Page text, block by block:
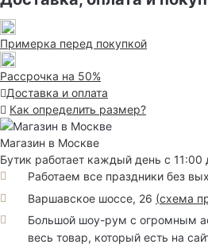
Примерка перед покупкой
Рассрочка на 50%
Доставка и оплата
Как определить размер?
Магазин в Москве
Бутик работает каждый день с 11:00
Работаем все праздники без
Варшавское шоссе, 26 (схема
Большой шоу-рум с огромным
весь товар, который есть на